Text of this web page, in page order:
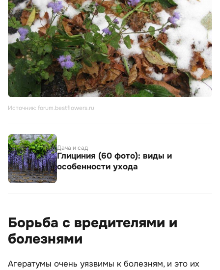
Источник: forum.bestflowers.ru
Дача и сад
Глициния (60 фото): виды и
особенности ухода
Борьба с вредителями и
болезнями
Агератумы очень уязвимы к болезням, и это их